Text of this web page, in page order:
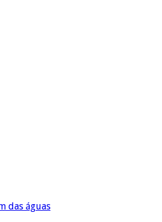
das águas